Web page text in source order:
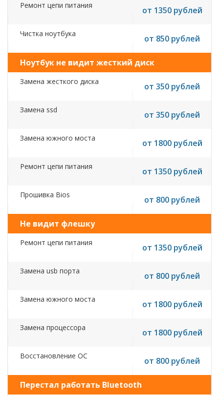
Ремонт цепи питания от 1350 рублей
Чистка ноутбука от 850 рублей
Ноутбук не видит жесткий диск
Замена жесткого диска от 350 рублей
Замена ssd от 350 рублей
Замена южного моста от 1800 рублей
Ремонт цепи питания от 1350 рублей
Прошивка Bios от 800 рублей
Не видит флешку
Ремонт цепи питания от 1350 рублей
Замена usb порта от 800 рублей
Замена южного моста от 1800 рублей
Замена процессора от 1800 рублей
Восстановление ОС от 800 рублей
Перестал работать Bluetooth